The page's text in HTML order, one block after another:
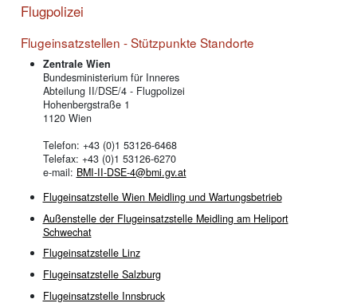
Flugpolizei
Flugeinsatzstellen - Stützpunkte Standorte
Zentrale Wien
Bundesministerium für Inneres
Abteilung II/DSE/4 - Flugpolizei
Hohenbergstraße 1
1120 Wien
Telefon: +43 (0)1 53126-6468
Telefax: +43 (0)1 53126-6270
e-mail: BMI-II-DSE-4@bmi.gv.at
Flugeinsatzstelle Wien Meidling und Wartungsbetrieb
Außenstelle der Flugeinsatzstelle Meidling am Heliport
Schwechat
Flugeinsatzstelle Linz
Flugeinsatzstelle Salzburg
Flugeinsatzstelle Innsbruck